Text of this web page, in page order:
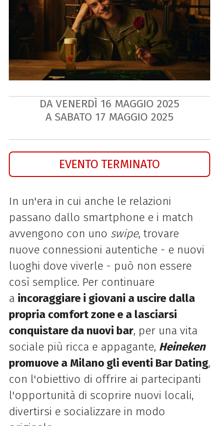
DA VENERDÌ 16 MAGGIO 2025
A SABATO 17 MAGGIO 2025
EVENTO TERMINATO
In un'era in cui anche le relazioni
passano dallo smartphone e i match
avvengono con uno swipe, trovare
nuove connessioni autentiche - e nuovi
luoghi dove viverle - può non essere
così semplice. Per continuare
a incoraggiare i giovani a uscire dalla
propria comfort zone e a lasciarsi
conquistare da nuovi bar, per una vita
sociale più ricca e appagante, Heineken
promuove a Milano gli eventi Bar Dating,
con l'obiettivo di offrire ai partecipanti
l'opportunità di scoprire nuovi locali,
divertirsi e socializzare in modo